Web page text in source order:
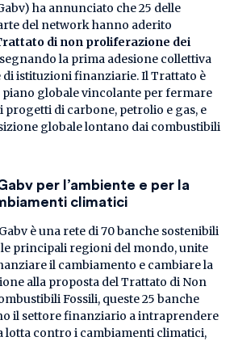
ha annunciato che 25 delle
del network hanno aderito
di non proliferazione dei
la prima adesione collettiva
di istituzioni finanziarie. Il Trattato è
globale vincolante per fermare
progetti di carbone, petrolio e gas, e
globale lontano dai combustibili
per l’ambiente e per la
climatici
è una rete di 70 banche sostenibili
principali regioni del mondo, unite
il cambiamento e cambiare la
alla proposta del Trattato di Non
Fossili, queste 25 banche
il settore finanziario a intraprendere
lotta contro i cambiamenti climatici,